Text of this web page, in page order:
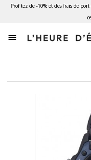
Profitez de -10% et des frais de
